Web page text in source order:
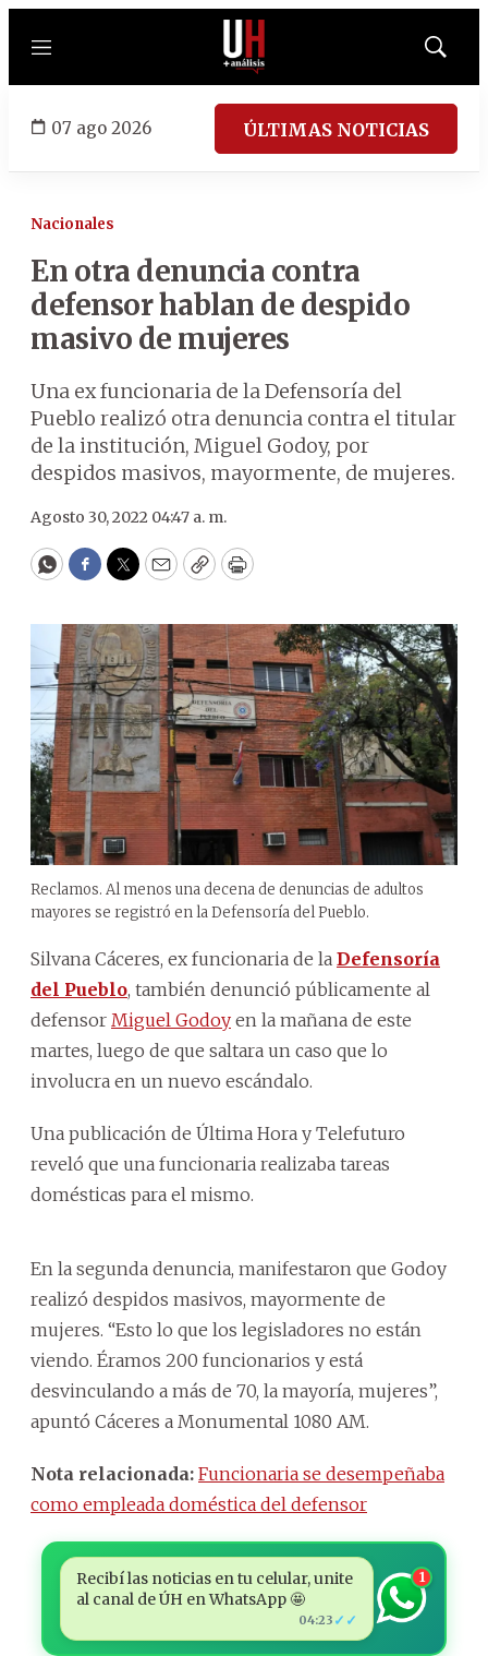
Menú
Mostrar
07 ago 2026 ÚLTIMAS NOTICIAS
Nacionales
En otra denuncia contra
defensor hablan de despido
masivo de mujeres
Una ex funcionaria de la Defensoría del
Pueblo realizó otra denuncia contra el titular
de la institución, Miguel Godoy, por
despidos masivos, mayormente, de mujeres.
Agosto 30, 2022 04:47 a. m.
WhatsApp
Facebook
Twitter
EmailCopyPrint
Reclamos. Al menos una decena de denuncias de adultos
mayores se registró en la Defensoría del Pueblo.
Silvana Cáceres, ex funcionaria de la Defensoría
del Pueblo, también denunció públicamente al
defensor Miguel Godoy en la mañana de este
martes, luego de que saltara un caso que lo
involucra en un nuevo escándalo.
Una publicación de Última Hora y Telefuturo
reveló que una funcionaria realizaba tareas
domésticas para el mismo.
En la segunda denuncia, manifestaron que Godoy
realizó despidos masivos, mayormente de
mujeres. “Esto lo que los legisladores no están
viendo. Éramos 200 funcionarios y está
desvinculando a más de 70, la mayoría, mujeres”,
apuntó Cáceres a Monumental 1080 AM.
Nota relacionada: Funcionaria se desempeñaba
como empleada doméstica del defensor
Recibí las noticias en tu celular, unite
al canal de ÚH en WhatsApp 🤩
04:23 ✓✓
1